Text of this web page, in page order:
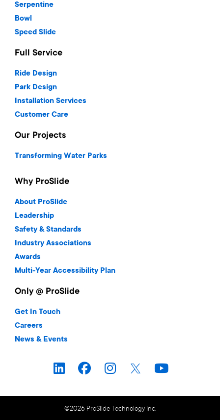
Serpentine
Bowl
Speed Slide
Full Service
Ride Design
Park Design
Installation Services
Customer Care
Our Projects
Transforming Water Parks
Why ProSlide
About ProSlide
Leadership
Safety & Standards
Industry Associations
Awards
Multi-Year Accessibility Plan
Only @ ProSlide
Get In Touch
Careers
News & Events
©2026 ProSlide Technology Inc.